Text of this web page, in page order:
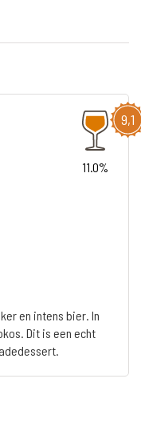
9,1
11.0%
en intens bier. In
Dit is een echt